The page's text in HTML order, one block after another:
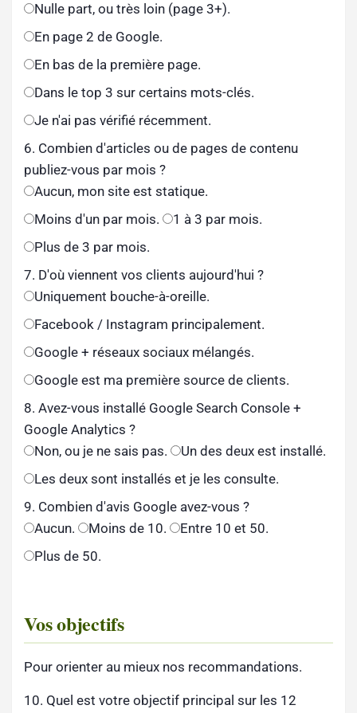
Nulle part, ou très loin (page 3+).
En page 2 de Google.
En bas de la première page.
Dans le top 3 sur certains mots-clés.
Je n'ai pas vérifié récemment.
6. Combien d'articles ou de pages de contenu
publiez-vous par mois ?
Aucun, mon site est statique.
Moins d'un par mois.
1 à 3 par mois.
Plus de 3 par mois.
7. D'où viennent vos clients aujourd'hui ?
Uniquement bouche-à-oreille.
Facebook / Instagram principalement.
Google + réseaux sociaux mélangés.
Google est ma première source de clients.
8. Avez-vous installé Google Search Console +
Google Analytics ?
Non, ou je ne sais pas.
Un des deux est installé.
Les deux sont installés et je les consulte.
9. Combien d'avis Google avez-vous ?
Aucun.
Moins de 10.
Entre 10 et 50.
Plus de 50.
Vos objectifs
Pour orienter au mieux nos recommandations.
10. Quel est votre objectif principal sur les 12